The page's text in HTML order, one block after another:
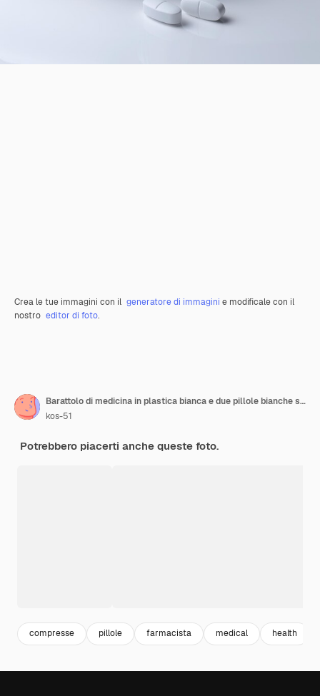
Crea le tue immagini con il generatore di immagini e modificale con il
nostro editor di foto.
Barattolo di medicina in plastica bianca e due pillole bianche su sfondo chiaro
kos-51
Potrebbero piacerti anche queste foto.
compresse pillole farmacista medical health